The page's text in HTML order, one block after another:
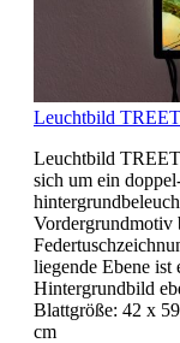
Leuchtbild
Leuchtbild
sich um ein
Vordergrundmotiv
liegende Ebene ist
Hintergrundbild
Blattgröße: 42 x
cm